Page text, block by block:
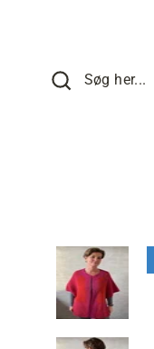
Søg her...